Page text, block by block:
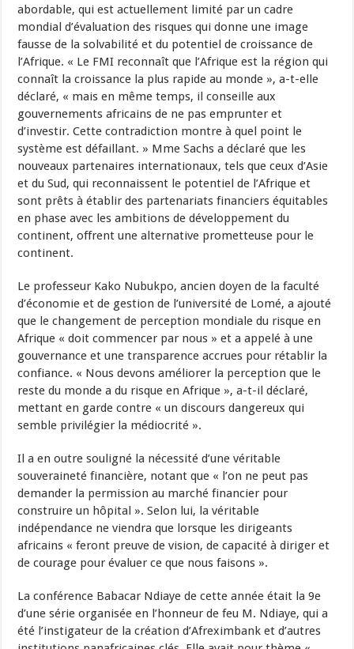
abordable, qui est actuellement limité par un cadre
mondial d’évaluation des risques qui donne une image
fausse de la solvabilité et du potentiel de croissance de
l’Afrique. « Le FMI reconnaît que l’Afrique est la région qui
connaît la croissance la plus rapide au monde », a-t-elle
déclaré, « mais en même temps, il conseille aux
gouvernements africains de ne pas emprunter et
d’investir. Cette contradiction montre à quel point le
système est défaillant. » Mme Sachs a déclaré que les
nouveaux partenaires internationaux, tels que ceux d’Asie
et du Sud, qui reconnaissent le potentiel de l’Afrique et
sont prêts à établir des partenariats financiers équitables
en phase avec les ambitions de développement du
continent, offrent une alternative prometteuse pour le
continent.
Le professeur Kako Nubukpo, ancien doyen de la faculté
d’économie et de gestion de l’université de Lomé, a ajouté
que le changement de perception mondiale du risque en
Afrique « doit commencer par nous » et a appelé à une
gouvernance et une transparence accrues pour rétablir la
confiance. « Nous devons améliorer la perception que le
reste du monde a du risque en Afrique », a-t-il déclaré,
mettant en garde contre « un discours dangereux qui
semble privilégier la médiocrité ».
Il a en outre souligné la nécessité d’une véritable
souveraineté financière, notant que « l’on ne peut pas
demander la permission au marché financier pour
construire un hôpital ». Selon lui, la véritable
indépendance ne viendra que lorsque les dirigeants
africains « feront preuve de vision, de capacité à diriger et
de courage pour évaluer ce que nous faisons ».
La conférence Babacar Ndiaye de cette année était la 9e
d’une série organisée en l’honneur de feu M. Ndiaye, qui a
été l’instigateur de la création d’Afreximbank et d’autres